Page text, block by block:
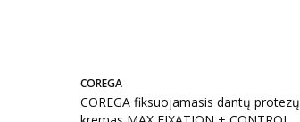
COREGA
COREGA fiksuojamasis dantų protezų